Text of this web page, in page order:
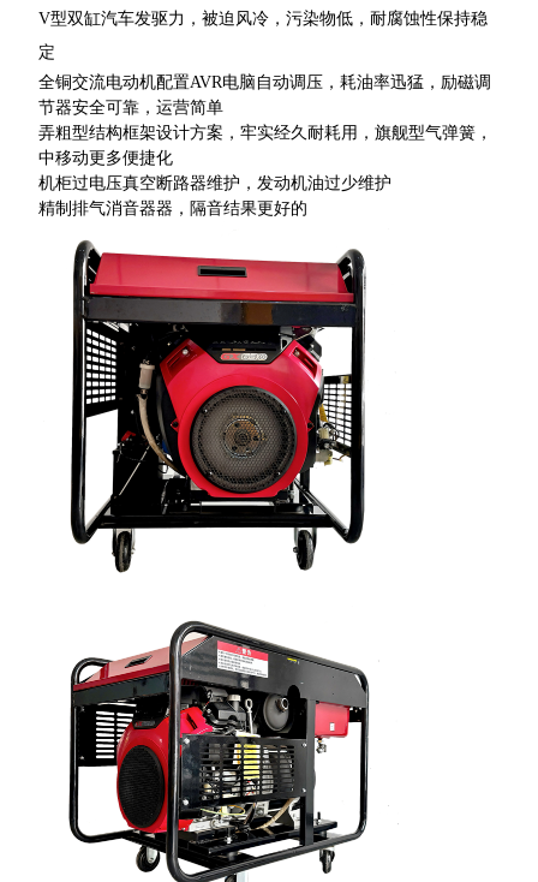
V型双缸汽车发驱力，被迫风冷，污染物低，耐腐蚀性保持稳
定
全铜交流电动机配置AVR电脑自动调压，耗油率迅猛，励磁调
节器安全可靠，运营简单
弄粗型结构框架设计方案，牢实经久耐耗用，旗舰型气弹簧，
中移动更多便捷化
机柜过电压真空断路器维护，发动机油过少维护
精制排气消音器器，隔音结果更好的